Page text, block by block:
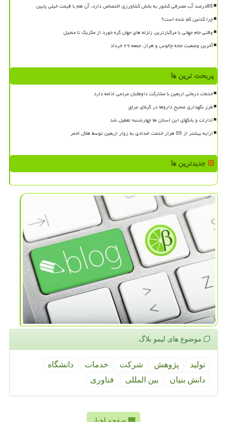
85درصد آب مصرفی کشور به بخش کشاورزی اختصاص دارد، آن هم با قیمت خیلی پایین
چرا کدئین کم شده است؟
وقتی جام جهانی با مرگبارترین زلزله های جهان گره خورد از مکزیک تا منجیل
آخرین وضعیت جاده چالوس و هراز، جمعه ۲۹ خرداد
پربحث ترین ها
خدمات درمانی اربعین با مشارکت داوطلبان مردمی ادامه دارد
طرز نگهداری صحیح داروها در گرمای عراق
ادارات و بانکهای این استان ها چهارشنبه تعطیل شد
ارایه بیشتر از 55 هزار خدمت امدادی به زوار اربعین توسط هلال احمر
جدیدترین ها
موضوع های لیمو بلاگ
تولید پژوهش شركت خدمات
دانشگاه
دانش بنیان
بین المللی فناوری